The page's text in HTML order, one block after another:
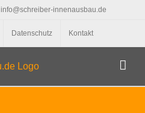
info@schreiber-innenausbau.de
Datenschutz Kontakt